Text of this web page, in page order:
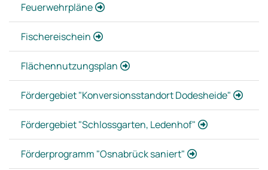
Feuerwehrpläne
Fischereischein
Flächennutzungsplan
Fördergebiet "Konversionsstandort Dodesheide"
Fördergebiet "Schlossgarten, Ledenhof"
Förderprogramm "Osnabrück saniert"